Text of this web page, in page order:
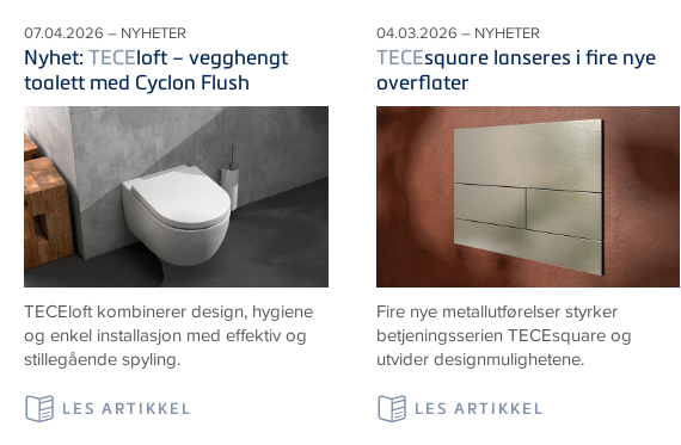
07.04.2026 – NYHETER
Nyhet:TECEloft – vegghengt
toalett med Cyclon Flush
TECEloft kombinerer design, hygiene
og enkel installasjon med effektiv og
stillegående spyling.
LES ARTIKKEL
04.03.2026 – NYHETER
TECEsquare lanseres i fire nye
overflater
Fire nye metallutførelser styrker
betjeningsserien TECEsquare og
utvider designmulighetene.
LES ARTIKKEL